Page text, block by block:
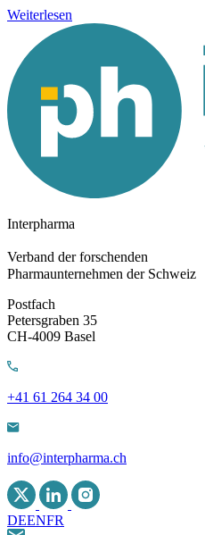
Weiterlesen
Interpharma
Verband der forschenden
Pharmaunternehmen der Schweiz
Postfach
Petersgraben 35
CH-4009 Basel
+41 61 264 34 00
info@interpharma.ch
DEENFR